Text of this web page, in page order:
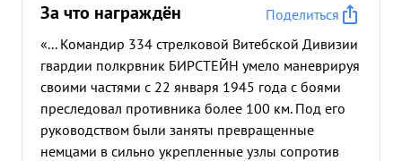
За что награждён
Поделиться
«... Командир 334 стрелковой Витебской Дивизии
гвардии полкрвник БИРСТЕЙН умело маневрируя
своими частями с 22 января 1945 года с боями
преследовал противника более 100 км. Под его
руководством были заняты превращенные
немцами в сильно укрепленные узлы сопротив